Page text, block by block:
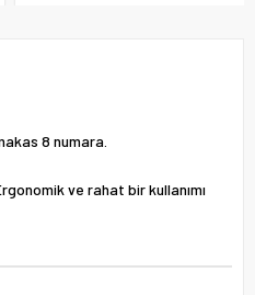
8 numara.
ve rahat bir kullanımı